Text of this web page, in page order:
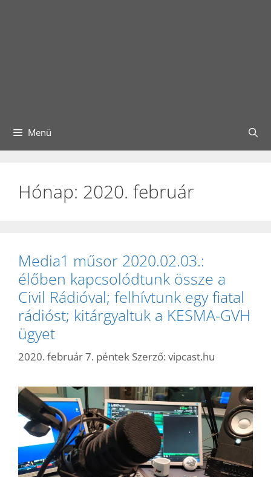
Menü
Hónap: 2020. február
Media1 műsor 2020.02.03.:
élőben kapcsolódtunk össze a
Civil Rádióval; felhívtunk egy fiatal
rádióst; kitárgyaltuk a KESMA-GVH
ügyet
2020. február 7. péntek Szerző: vipcast.hu